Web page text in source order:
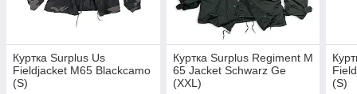
Куртка Surplus Us
Fieldjacket M65 Blackcamo
(S)
Куртка Surplus Regiment M
65 Jacket Schwarz Ge
(XXL)
(S)